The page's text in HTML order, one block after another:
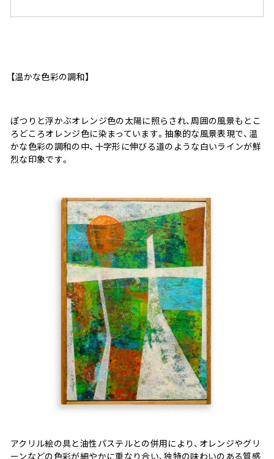
【温かな色彩の調和】
ぽつりと浮かぶオレンジ色の太陽に照らされ、周囲の風景もとこ
ろどころオレンジ色に染まっています。抽象的な風景表現で、温
かな色彩の調和の中、十字形に伸びる道のような白いラインが鮮
烈な印象です。
アクリル絵の具と油性パステルとの併用により、オレンジやグリ
ーンなどの色彩が細やかに重なり合い、独特の味わいのある質感